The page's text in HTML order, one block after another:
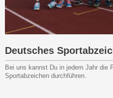
Deutsches
Bei uns kannst Du in jedem Jahr die
Sportabzeichen durchführen.